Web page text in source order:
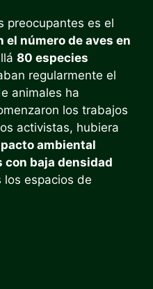
preocupantes es el
número de aves en
80 especies
regularmente el
animales ha
los trabajos
activistas, hubiera
ambiental
baja densidad
espacios de